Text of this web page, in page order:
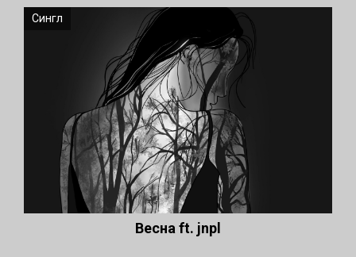
Сингл
Весна ft. jnpl